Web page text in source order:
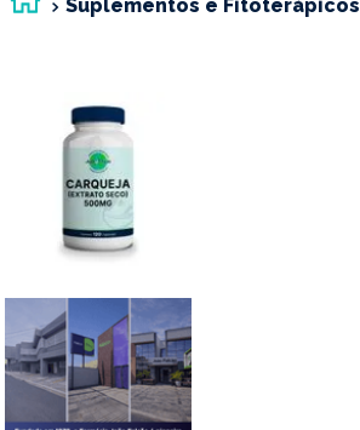
Suplementos e Fitoterápicos